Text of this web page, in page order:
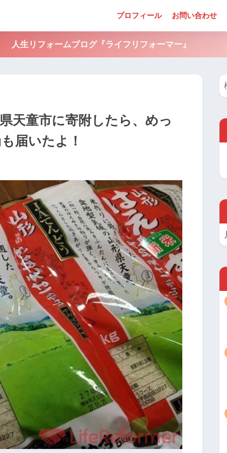
プロフィール お問い合わせ
人生リフォームブログ『ライフリフォーマー』
天童市に寄附したら、めっ
届いたよ！